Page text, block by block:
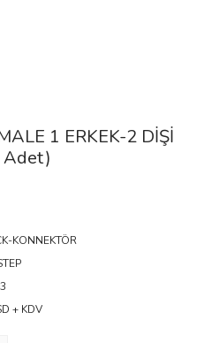
1 ERKEK-2 DİŞİ
Adet)
KONNEKTÖR
+ KDV